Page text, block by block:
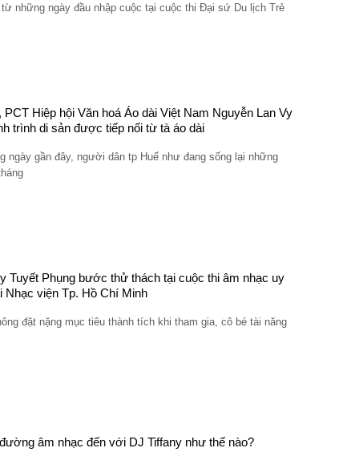
từ những ngày đầu nhập cuộc tại cuộc thi Đại sứ Du lịch Trẻ
PCT Hiệp hội Văn hoá Áo dài Việt Nam Nguyễn Lan Vy
trình di sản được tiếp nối từ tà áo dài
ngày gần đây, người dân tp Huế như đang sống lại những
Tuyết Phụng bước thử thách tại cuộc thi âm nhạc uy
Nhạc viện Tp. Hồ Chí Minh
đặt nặng mục tiêu thành tích khi tham gia, cô bé tài năng
âm nhạc đến với DJ Tiffany như thế nào?